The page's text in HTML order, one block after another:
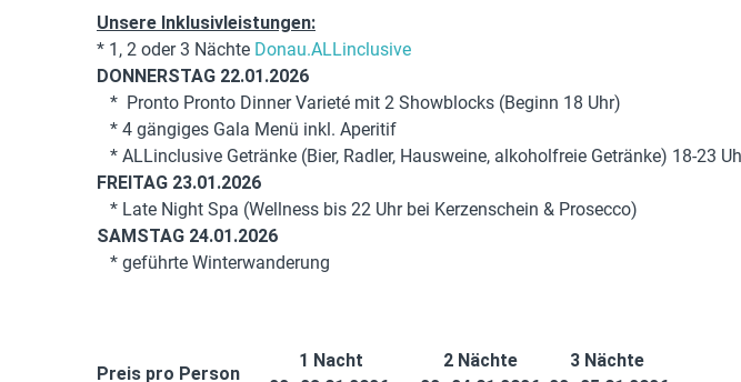
Unsere Inklusivleistungen:
* 1, 2 oder 3 Nächte Donau.ALLinclusive
DONNERSTAG 22.01.2026
* Pronto Pronto Dinner Varieté mit 2 Showblocks (Beginn 18 Uhr)
* 4 gängiges Gala Menü inkl. Aperitif
* ALLinclusive Getränke (Bier, Radler, Hausweine, alkoholfreie Getränke) 18-23
FREITAG 23.01.2026
* Late Night Spa (Wellness bis 22 Uhr bei Kerzenschein & Prosecco)
SAMSTAG 24.01.2026
* geführte Winterwanderung
Preis pro Person
1 Nacht
2 Nächte
3 Nächte